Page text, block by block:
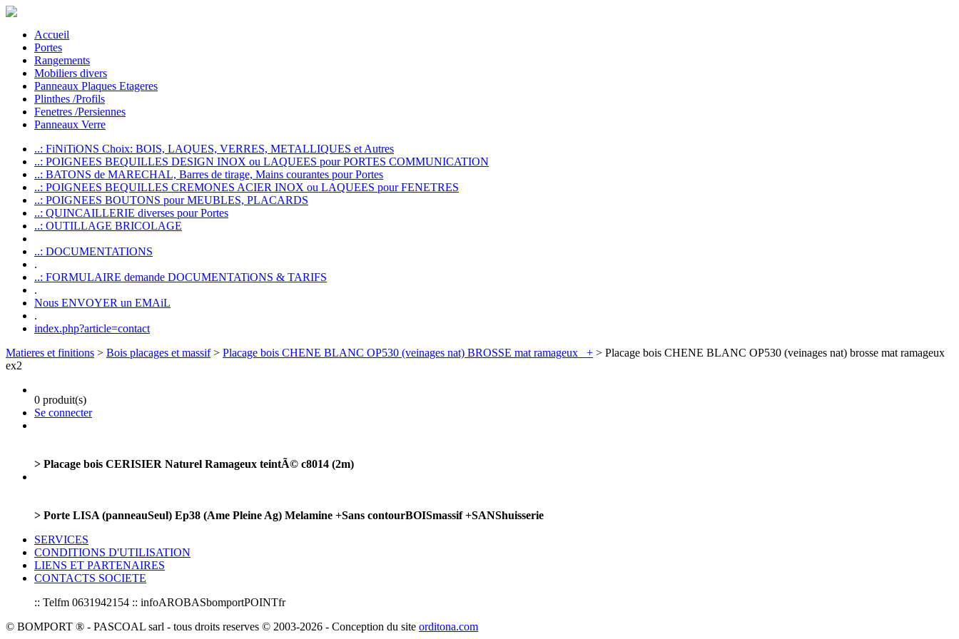
Accueil
Portes
Rangements
Mobiliers divers
Panneaux Plaques Etageres
Plinthes /Profils
Fenetres /Persiennes
Panneaux Verre
..: FiNiTiONS Choix: BOIS, LAQUES, VERRES, METALLIQUES et Autres
..: POIGNEES BEQUILLES DESIGN INOX ou LAQUEES pour PORTES COMMUNICATION
..: BATONS de MARECHAL, Barres de tirage, Mains courantes pour Portes
..: POIGNEES BEQUILLES CREMONES ACIER INOX ou LAQUEES pour FENETRES
..: POIGNEES BOUTONS pour MEUBLES, PLACARDS
..: QUINCAILLERIE diverses pour Portes
..: OUTILLAGE BRICOLAGE
..: DOCUMENTATIONS
.
..: FORMULAIRE demande DOCUMENTATiONS & TARIFS
.
Nous ENVOYER un EMAiL
.
index.php?article=contact
Matieres et finitions > Bois placages et massif> Placage bois CHENE BLANC OP530 (veinages nat) BROSSE mat ramageux _+ > Placage bois CHENE BLANC OP530 (veinages nat) brosse mat ramageux
ex2
0 produit(s)
Se connecter
> Placage bois CERISIER Naturel Ramageux teintÃ© c8014 (2m)
> Porte LISA (panneauSeul) Ep38 (Ame Pleine Ag) Melamine +Sans contourBOISmassif +SANShuisserie
SERVICES
CONDITIONS D'UTILISATION
LIENS ET PARTENAIRES
CONTACTS SOCIETE
:: Telfm 0631942154 :: infoAROBASbomportPOINTfr
© BOMPORT ® - PASCOAL sarl - tous droits reserves © 2003-2026 - Conception du site orditona.com